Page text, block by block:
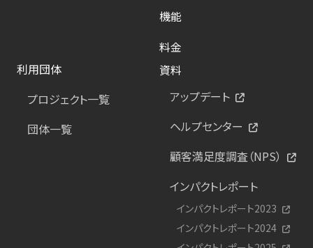
機能
料金
利用団体
プロジェクト一覧
団体一覧
資料
アップデート
ヘルプセンター
顧客満足度調査（NPS）
インパクトレポート
インパクトレポート2023
インパクトレポート2024